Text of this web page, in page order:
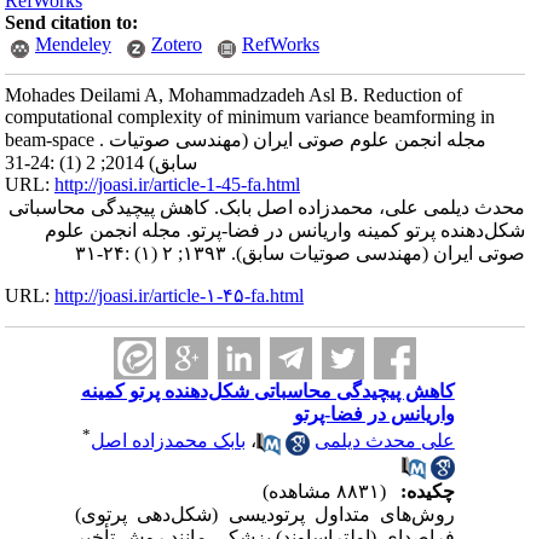
Send citation to:
Mendeley
Zotero RefWorks
Mohades Deilami A, Mohammadzadeh Asl B. Reduction of
computational complexity of minimum variance beamforming in
beam-space . مجله انجمن علوم صوتی ایران (مهندسی صوتیات
سابق) 2014; 2 (1) :24-31
URL:http://joasi.ir/article-1-45-fa.html
محدث دیلمی علی، محمدزاده اصل بابک. کاهش پیچیدگی محاسباتی
شکل‌دهنده پرتو کمینه واریانس در فضا-پرتو. مجله انجمن علوم
صوتی ایران (مهندسی صوتیات سابق). ۱۳۹۳; ۲ (۱) :۲۴-۳۱
URL:http://joasi.ir/article-۱-۴۵-fa.html
کاهش پیچیدگی محاسباتی شکل‌دهنده پرتو کمینه
واریانس در فضا-پرتو
علی محدث دیلمی
،بابک محمدزاده اصل*
چکیده:
روش‌های متداول پرتودیسی (شکل‌دهی پرتوی)